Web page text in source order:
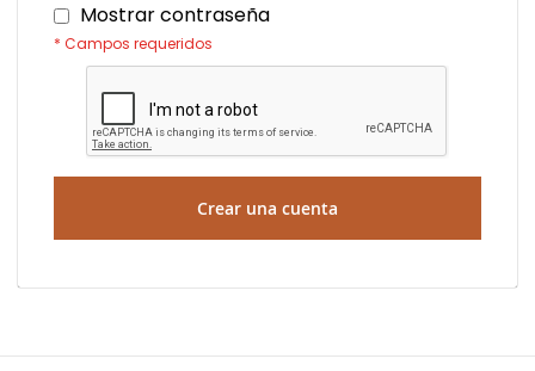
Mostrar contraseña
Crear una cuenta